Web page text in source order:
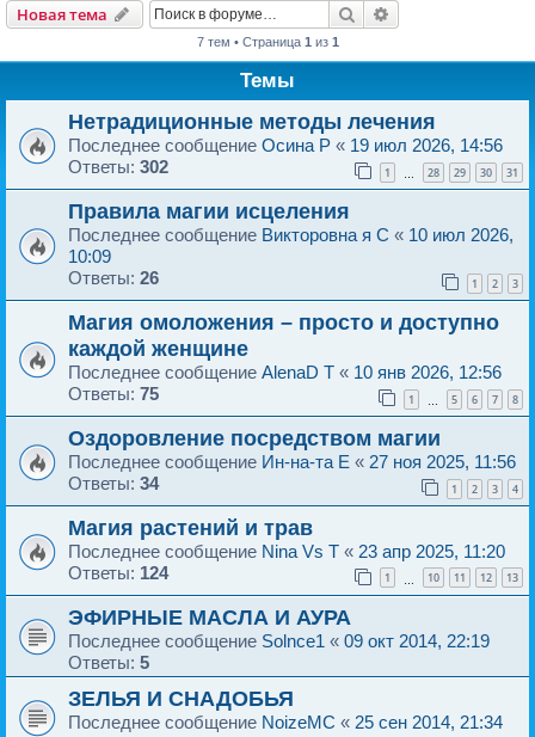
Новая тема Поиск
7 тем • Страница 1 из 1
Темы
Нетрадиционные методы лечения
Последнее сообщение Осина P « 19 июл 2026, 14:56
Ответы: 302 1 28 29 30 31
Правила магии исцеления
Последнее сообщение Викторовна я C « 10 июл 2026,
10:09
Ответы: 26 1 2 3
Магия омоложения – просто и доступно
каждой женщине
Последнее сообщение AlenaD T « 10 янв 2026, 12:56
Ответы: 75 1 5 6 7 8
Оздоровление посредством магии
Последнее сообщение Ин-на-та E « 27 ноя 2025, 11:56
Ответы: 34 1 2 3 4
Магия растений и трав
Последнее сообщение Nina Vs T « 23 апр 2025, 11:20
Ответы: 124 1 10 11 12 13
ЭФИРНЫЕ МАСЛА И АУРА
Последнее сообщение Solnce1 « 09 окт 2014, 22:19
Ответы: 5
ЗЕЛЬЯ И СНАДОБЬЯ
Последнее сообщение NoizeMC « 25 сен 2014, 21:34